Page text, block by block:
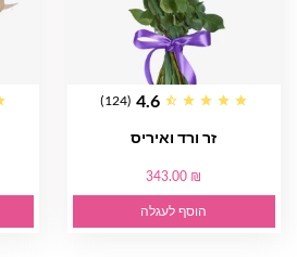
4.6
(124)
זר ורד ואיריס
343.00 ₪
הוסף לעגלה